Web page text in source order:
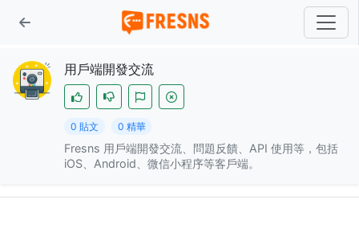
用戶端開發交流
0 貼文 0 精華
Fresns 用戶端開發交流、問題反饋、API 使用等，包括
iOS、Android、微信小程序等客戶端。